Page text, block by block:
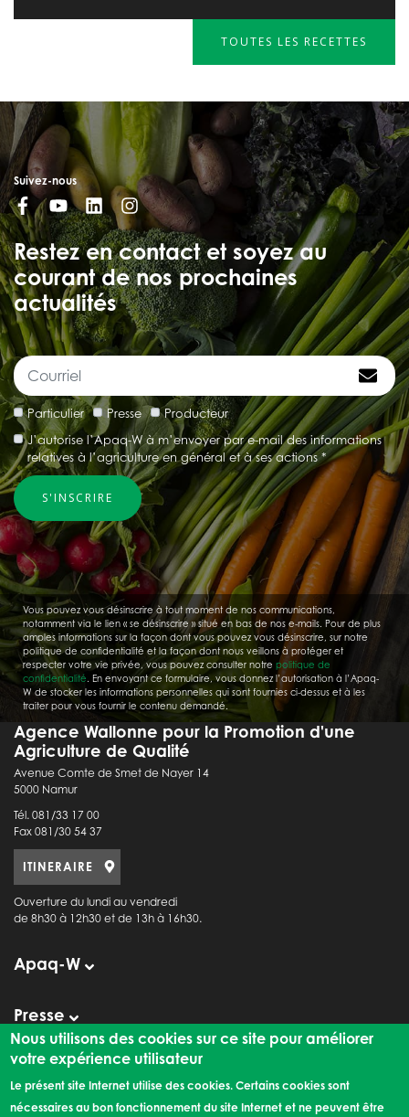
TOUTES LES RECETTES
Restez en contact et soyez au
courant de nos prochaines
actualités
Suivez-nous
Particulier Presse
Producteur
J’autorise l’Apaq-W à m’envoyer par e-mail des informations
relatives à l’agriculture en général et à ses actions *
Vous pouvez vous désinscrire à tout moment de nos communications,
notamment via le lien « se désinscrire » situé en bas de nos e-mails. Pour de plus
amples informations sur la façon dont vous pouvez vous désinscrire, sur notre
politique de confidentialité et la façon dont nous veillons à protéger et
respecter votre vie privée, vous pouvez consulter notre politique de
confidentialité. En envoyant ce formulaire, vous donnez l’autorisation à l’Apaq-
W de stocker les informations personnelles qui sont fournies ci-dessus et à les
traiter pour vous fournir le contenu demandé.
Agence Wallonne pour la Promotion d'une
Agriculture de Qualité
Avenue Comte de Smet de Nayer 14
5000 Namur
Tél. 081/33 17 00
Fax 081/30 54 37
ITINERAIRE
Ouverture du lundi au vendredi
de 8h30 à 12h30 et de 13h à 16h30.
Apaq-W
Presse
Observatoire de la Consommation
Liens externes
Nous utilisons des cookies sur ce site pour améliorer
votre expérience utilisateur
Le présent site Internet utilise des cookies. Certains cookies sont
nécessaires au bon fonctionnement du site Internet et ne peuvent être